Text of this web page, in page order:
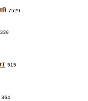
7529
515
364